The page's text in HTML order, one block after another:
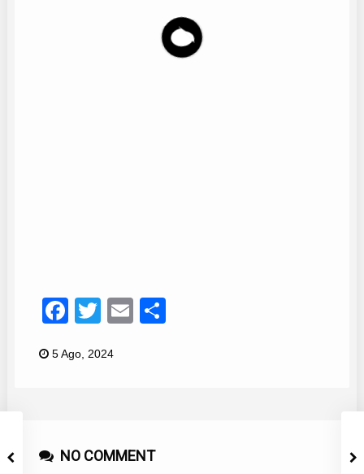
Facebook
TwitterEmail
5 Ago, 2024
NO COMMENT